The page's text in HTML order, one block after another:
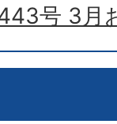
号 3月